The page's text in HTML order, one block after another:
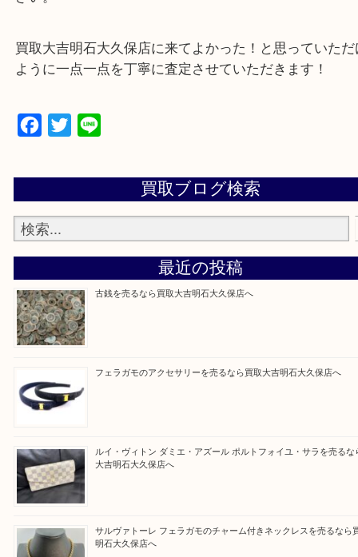
遺品整理・生前整理・お引っ越し
整理したいけど値段つくものがわからない…
そんなときはお気軽に上記フォームより出張買取を
さい。
買取大吉明石大久保店に来てよかった！と思ってい
Facebook